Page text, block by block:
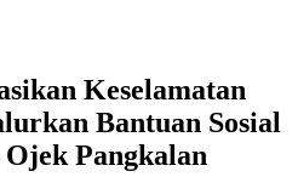
Keselamatan
Bantuan Sosial
Pangkalan